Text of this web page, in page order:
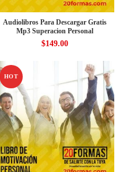
Audiolibros Para Descargar Gratis
Mp3 Superacion Personal
$149.00
HOT